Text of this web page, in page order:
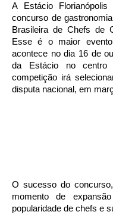
A Estácio
concurso de
Brasileira de Chefs de
Esse é o maior
acontece no dia 16 de
da Estácio no centro
competição irá
disputa nacional, em
O sucesso do
momento de
popularidade de chefs e